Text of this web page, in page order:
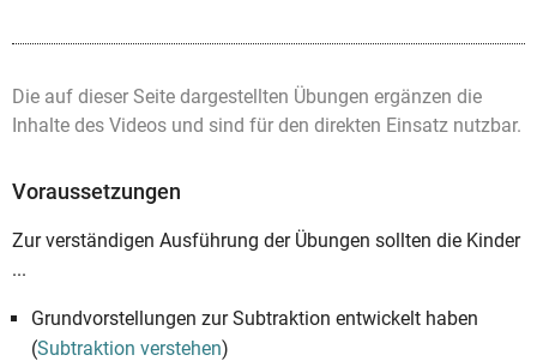
Die auf dieser Seite dargestellten Übungen ergänzen die
Inhalte des Videos und sind für den direkten Einsatz nutzbar.
Voraussetzungen
Zur verständigen Ausführung der Übungen sollten die Kinder
...
Grundvorstellungen zur Subtraktion entwickelt haben
(Subtraktion verstehen)